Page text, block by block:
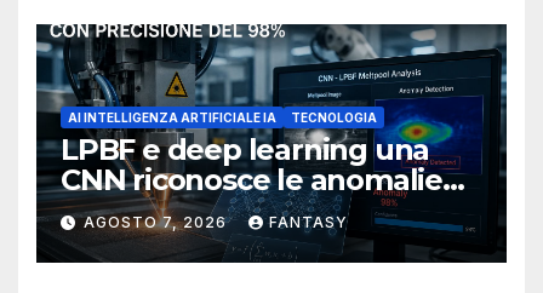
AI INTELLIGENZA ARTIFICIALE IA TECNOLOGIA
LPBF e deep learning una
CNN riconosce le anomalie
del bagno di fusione
AGOSTO 7, 2026 FANTASY